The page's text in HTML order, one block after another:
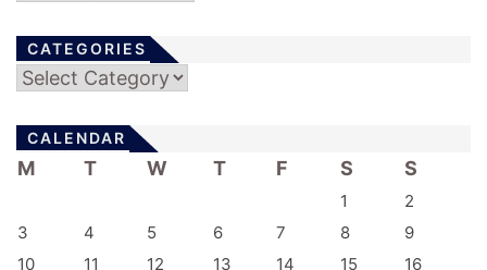
CATEGORIES
Categories
CALENDAR
M T W T F S S
1
2
3
4 5 6 7 8
9
10
11 12 13 14 15
16